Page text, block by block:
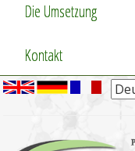
Die Umsetzung
Kontakt